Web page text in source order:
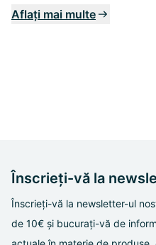
Aflați mai multe
Înscrieți-vă la
Înscrieți-vă la newsletter-ul
de 10€ și bucurați-vă de